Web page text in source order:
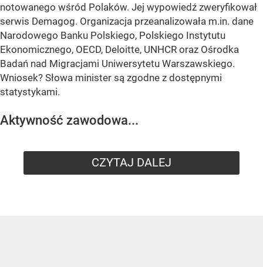
notowanego wśród Polaków. Jej wypowiedź zweryfikował
serwis Demagog. Organizacja przeanalizowała m.in. dane
Narodowego Banku Polskiego, Polskiego Instytutu
Ekonomicznego, OECD, Deloitte, UNHCR oraz Ośrodka
Badań nad Migracjami Uniwersytetu Warszawskiego.
Wniosek? Słowa minister są zgodne z dostępnymi
statystykami.
Aktywność zawodowa...
CZYTAJ DALEJ